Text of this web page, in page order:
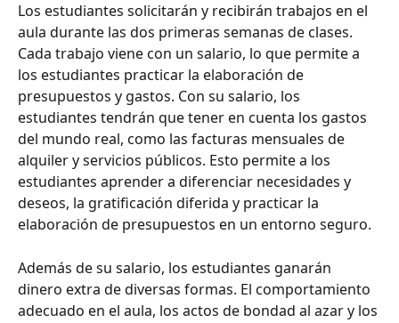
Los estudiantes solicitarán y recibirán trabajos en el
aula durante las dos primeras semanas de clases.
Cada trabajo viene con un salario, lo que permite a
los estudiantes practicar la elaboración de
presupuestos y gastos. Con su salario, los
estudiantes tendrán que tener en cuenta los gastos
del mundo real, como las facturas mensuales de
alquiler y servicios públicos. Esto permite a los
estudiantes aprender a diferenciar necesidades y
deseos, la gratificación diferida y practicar la
elaboración de presupuestos en un entorno seguro.
Además de su salario, los estudiantes ganarán
dinero extra de diversas formas. El comportamiento
adecuado en el aula, los actos de bondad al azar y los